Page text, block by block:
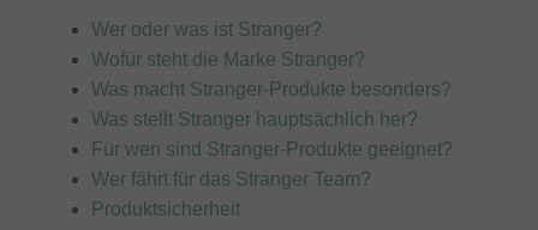
Wer oder was ist Stranger?
Wofür steht die Marke Stranger?
Was macht Stranger-Produkte besonders?
Was stellt Stranger hauptsächlich her?
Für wen sind Stranger-Produkte geeignet?
Wer fährt für das Stranger Team?
Produktsicherheit